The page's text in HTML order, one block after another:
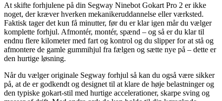
At skifte forhjulene på din Segway Ninebot Gokart Pro 2 er ikke
noget, der kræver hverken mekanikeruddannelse eller værksted.
Faktisk tager det kun få minutter, før du er klar igen mår du vælger
komplette forhjul. Afmontér, montér, spænd – og så er du klar til
endnu flere kilometer med fart og kontrol og du slipper for at stå og
afmontere de gamle gummihjul fra fælgen og sætte nye på – dette er
den hurtige løsning.
Når du vælger originale Segway forhjul så kan du også være sikker
på, at de er godkendt og designet til at klare de høje belastninger og
den typiske gokart-stil med hurtige accelerationer, skarpe sving og